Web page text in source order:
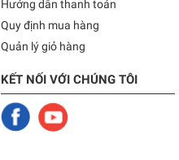
Hướng dẫn thanh toán
Quy định mua hàng
Quản lý giỏ hàng
KẾT NỐI VỚI CHÚNG TÔI